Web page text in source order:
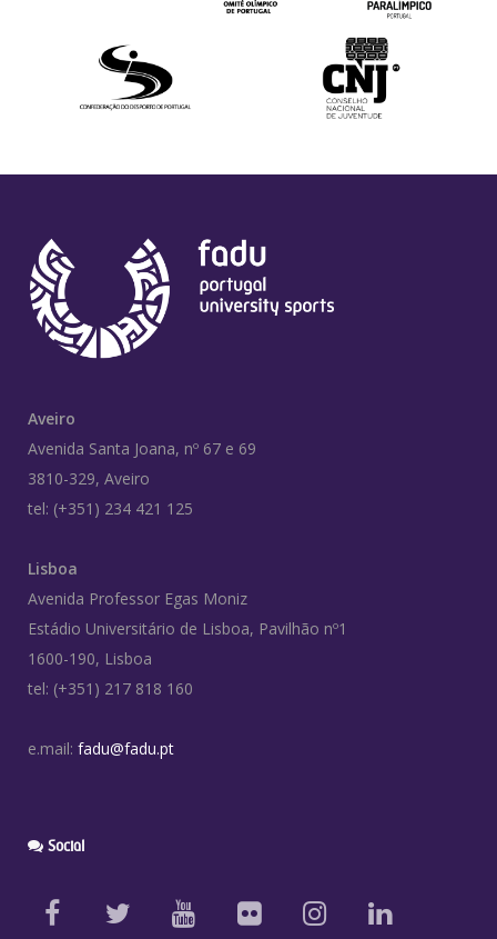
Aveiro
Avenida Santa Joana, nº 67 e 69
3810-329, Aveiro
tel: (+351) 234 421 125
Lisboa
Avenida Professor Egas Moniz
Estádio Universitário de Lisboa, Pavilhão nº1
1600-190, Lisboa
tel: (+351) 217 818 160
e.mail: fadu@fadu.pt
Social